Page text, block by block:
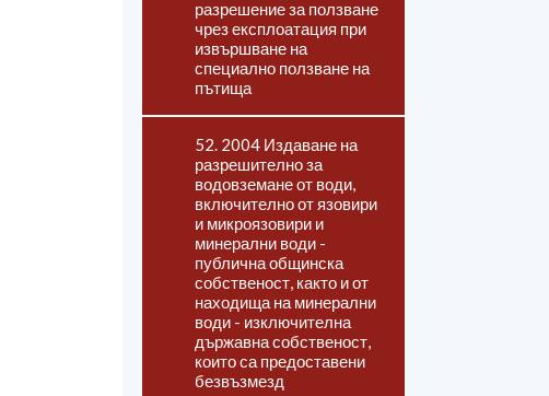
разрешение за ползване
чрез експлоатация при
извършване на
специално ползване на
пътища
52. 2004 Издаване на
разрешително за
водовземане от води,
включително от язовири
и микроязовири и
минерални води -
публична общинска
собственост, както и от
находища на минерални
води - изключителна
държавна собственост,
които са предоставени
безвъзмезд